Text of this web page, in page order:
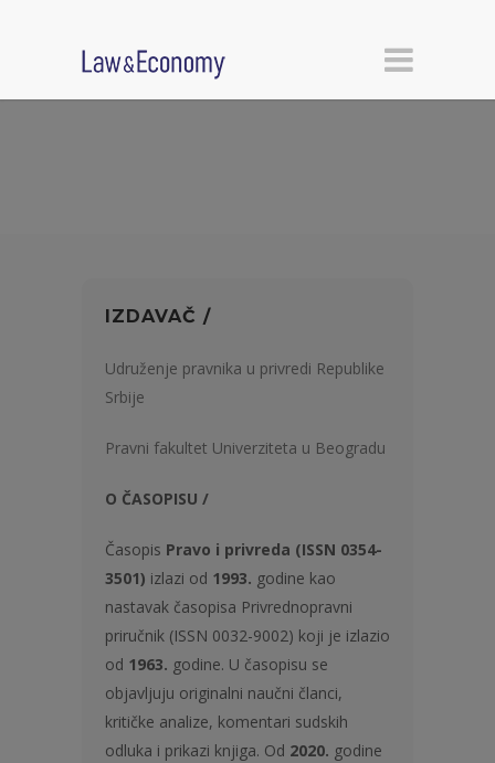
IZDAVAČ /
Udruženje pravnika u privredi Republike
Srbije
Pravni fakultet Univerziteta u Beogradu
O ČASOPISU /
Časopis Pravo i privreda (ISSN 0354-
3501) izlazi od 1993. godine kao
nastavak časopisa Privrednopravni
priručnik (ISSN 0032-9002) koji je izlazio
od 1963. godine. U časopisu se
objavljuju originalni naučni članci,
kritičke analize, komentari sudskih
odluka i prikazi knjiga. Od 2020. godine